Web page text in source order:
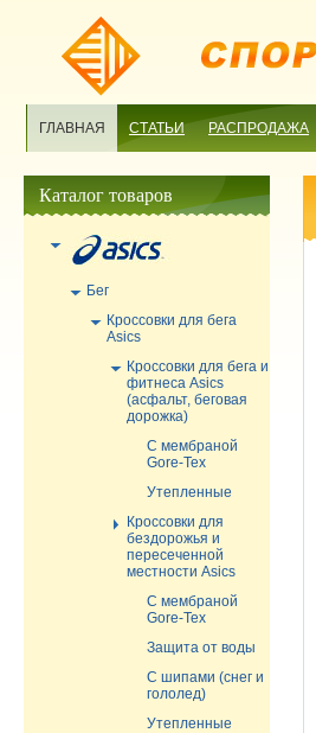
ГЛАВНАЯ СТАТЬИ РАСПРОДАЖА
Каталог товаров
Бег
Кроссовки для бега
Asics
Кроссовки для бега и
фитнеса Asics
(асфальт, беговая
дорожка)
С мембраной
Gore-Tex
Утепленные
Кроссовки для
бездорожья и
пересеченной
местности Asics
С мембраной
Gore-Tex
Защита от воды
С шипами (снег и
гололед)
Утепленные